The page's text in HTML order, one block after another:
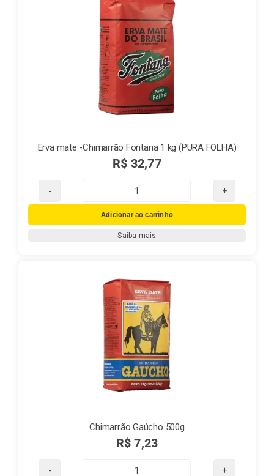
–
A
História
da
Mate
Real
quantidade
Erva mate -Chimarrão Fontana 1 kg (PURA FOLHA)
R$ 32,77
Erva
mate
-
kg
(PURA
FOLHA)
quantidade
Adicionar ao carrinho
Saiba mais
Chimarrão Gaúcho 500g
R$ 7,23